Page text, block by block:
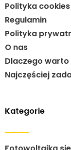
Polityka cookies
Regulamin
Polityka
O nas
Dlaczego
Najczęściej
Kategorie